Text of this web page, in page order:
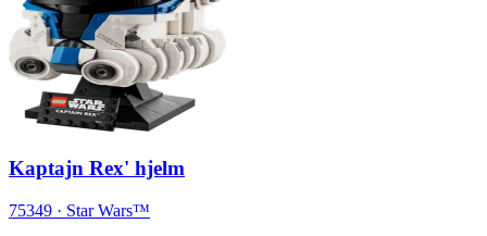
Kaptajn Rex' hjelm
75349 · Star Wars™